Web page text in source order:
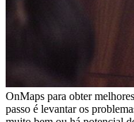
OnMaps para obter
passo é levantar os